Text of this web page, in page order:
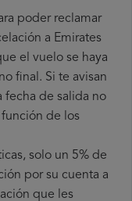
poder reclamar
a Emirates
el vuelo se haya
final. Si te avisan
fecha de salida no
de los
solo un 5% de
por su cuenta a
que les